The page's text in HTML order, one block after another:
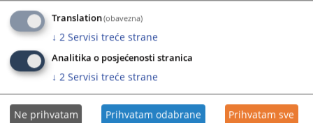
get
the
keyboard
shortcuts
for
changing
dates.
the
keyboard
for
changing
dates.
Translation(obavezna)
↓ 2 Servisi treće strane
Analitika o posjećenosti stranica
↓ 2 Servisi treće strane
Ne prihvatam Prihvatam odabrane Prihvatam sve